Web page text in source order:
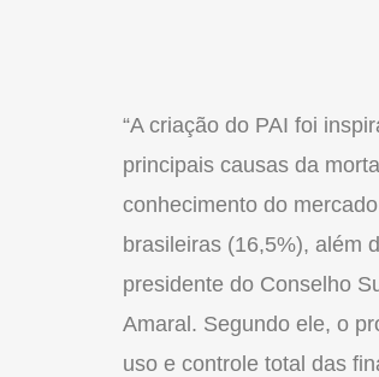
“A criação do PAI foi
principais causas da
conhecimento do
brasileiras (16,5%), além
presidente do Conselho
Amaral. Segundo ele, o
uso e controle total das